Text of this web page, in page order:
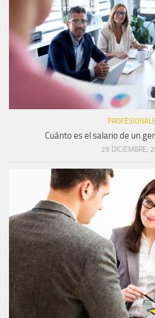
Cuánto es el salario de un
29 DICIEMBRE,